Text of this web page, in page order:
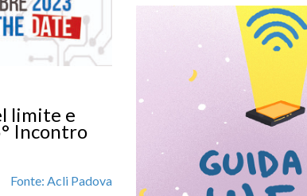
limite e
Incontro
Fonte: Acli Padova